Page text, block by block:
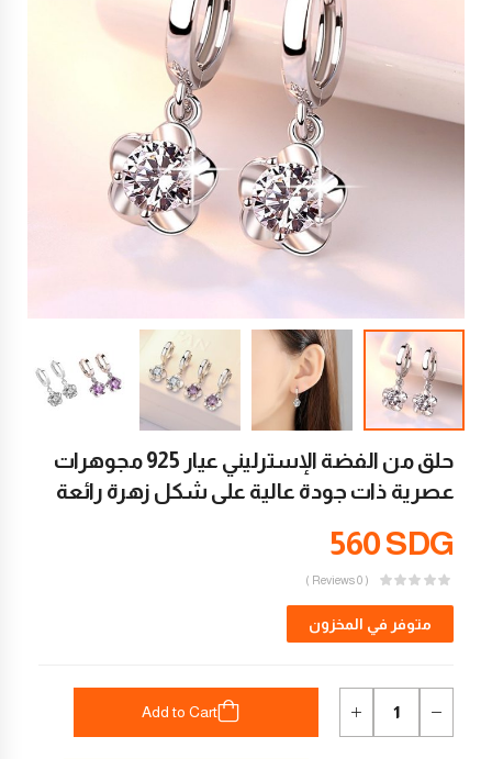
حلق من الفضة الإسترليني عيار 925 مجوهرات
عصرية ذات جودة عالية على شكل زهرة رائعة
560SDG
( 0 Reviews )
متوفر في المخزون
Add to Cart